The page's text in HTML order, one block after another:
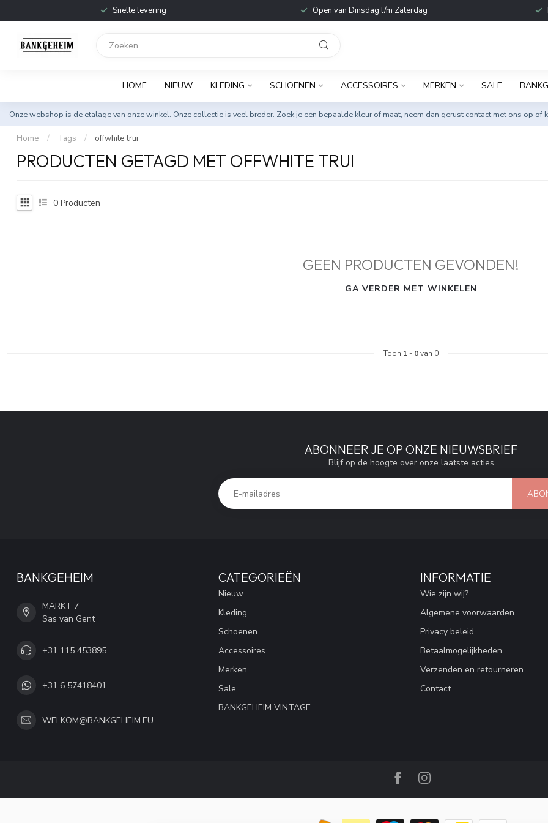
Snelle levering Open van Dinsdag t/m Zaterdag
HOME NIEUW KLEDING SCHOENEN ACCESSOIRES MERKEN SALE
Onze webshop is de etalage van onze winkel. Onze collectie is veel breder. Zoek je een bepaalde kleur of maat, neem dan gerust contact met ons op of
Home / Tags / offwhite trui
PRODUCTEN GETAGD MET OFFWHITE TRUI
0 Producten
GEEN PRODUCTEN GEVONDEN!
GA VERDER MET WINKELEN
Toon 1 - 0van 0
ABONNEER JE OP ONZE NIEUWSBRIEF
Blijf op de hoogte over onze laatste acties
BANKGEHEIM
MARKT 7
Sas van Gent
+31 115 453895
+31 6 57418401
WELKOM@BANKGEHEIM.EU
CATEGORIEËN
Nieuw
Kleding
Schoenen
Accessoires
Merken
Sale
BANKGEHEIM VINTAGE
INFORMATIE
Wie zijn wij?
Algemene voorwaarden
Privacy beleid
Betaalmogelijkheden
Verzenden en retourneren
Contact